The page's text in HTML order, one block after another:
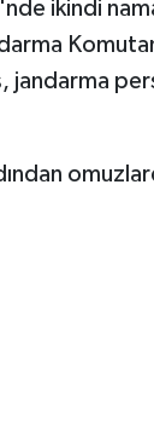
ikindi
jandarma